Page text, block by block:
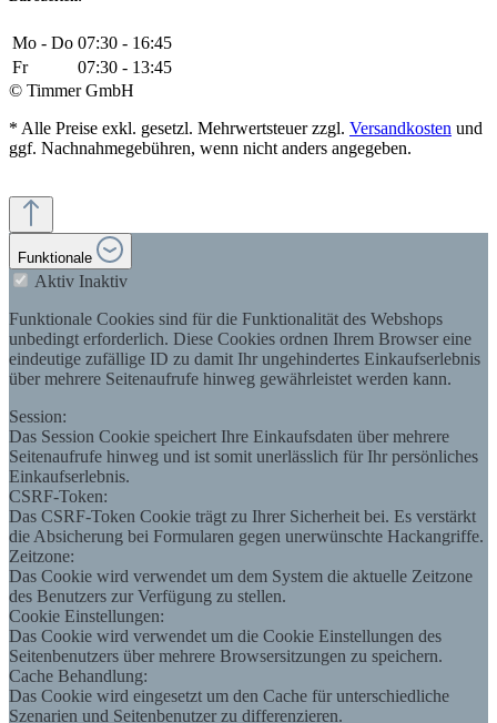
Mo - Do 07:30 - 16:45
Fr
07:30 - 13:45
© Timmer GmbH
* Alle Preise exkl. gesetzl. Mehrwertsteuer zzgl. Versandkosten und
ggf. Nachnahmegebühren, wenn nicht anders angegeben.
Funktionale
Aktiv Inaktiv
Funktionale Cookies sind für die Funktionalität des Webshops
unbedingt erforderlich. Diese Cookies ordnen Ihrem Browser eine
eindeutige zufällige ID zu damit Ihr ungehindertes Einkaufserlebnis
über mehrere Seitenaufrufe hinweg gewährleistet werden kann.
Session:
Das Session Cookie speichert Ihre Einkaufsdaten über mehrere
Seitenaufrufe hinweg und ist somit unerlässlich für Ihr persönliches
Einkaufserlebnis.
CSRF-Token:
Das CSRF-Token Cookie trägt zu Ihrer Sicherheit bei. Es verstärkt
die Absicherung bei Formularen gegen unerwünschte Hackangriffe.
Zeitzone:
Das Cookie wird verwendet um dem System die aktuelle Zeitzone
des Benutzers zur Verfügung zu stellen.
Cookie Einstellungen:
Das Cookie wird verwendet um die Cookie Einstellungen des
Seitenbenutzers über mehrere Browsersitzungen zu speichern.
Cache Behandlung:
Das Cookie wird eingesetzt um den Cache für unterschiedliche
Szenarien und Seitenbenutzer zu differenzieren.